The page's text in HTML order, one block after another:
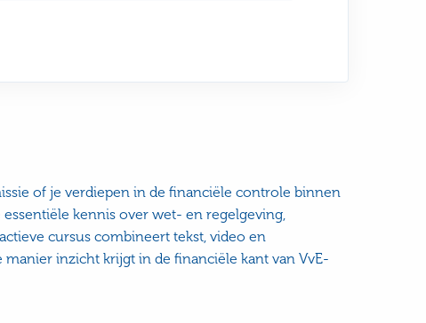
of je verdiepen in de financiële controle binnen
essentiële kennis over wet- en regelgeving,
cursus combineert tekst, video en
inzicht krijgt in de financiële kant van VvE-